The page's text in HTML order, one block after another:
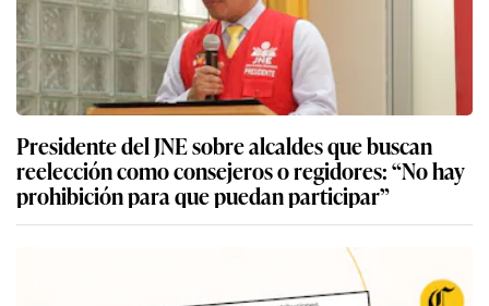
Presidente del JNE sobre alcaldes que buscan
reelección como consejeros o regidores: “No hay
prohibición para que puedan participar”